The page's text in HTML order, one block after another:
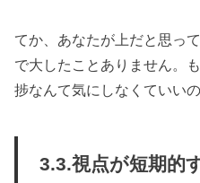
てか、あなたが上だと思っ
で大したことありません。
捗なんて気にしなくていいの
3.3.視点が短期的